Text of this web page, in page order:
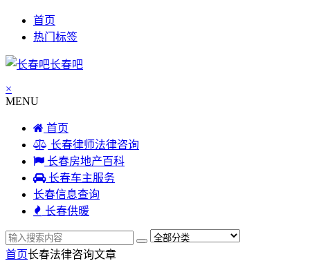
首页
热门标签
长春吧
×
MENU
首页
长春律师法律咨询
长春房地产百科
长春车主服务
长春信息查询
长春供暖
首页长春法律咨询文章